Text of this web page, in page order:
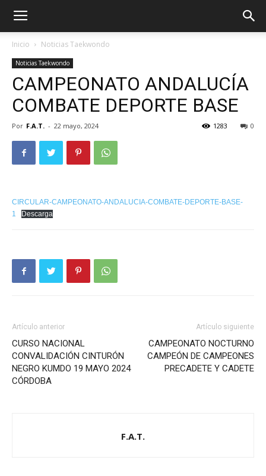
Inicio Noticias Taekwondo
Noticias Taekwondo
CAMPEONATO ANDALUCÍA
COMBATE DEPORTE BASE
Por F.A.T. - 22 mayo, 2024 0
1283
CIRCULAR-CAMPEONATO-ANDALUCIA-COMBATE-DEPORTE-BASE-
1
Descarga
Artículo anterior
CURSO NACIONAL
CONVALIDACIÓN CINTURÓN
NEGRO KUMDO 19 MAYO 2024
CÓRDOBA
Artículo siguiente
CAMPEONATO NOCTURNO
CAMPEÓN DE CAMPEONES
PRECADETE Y CADETE
F.A.T.